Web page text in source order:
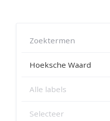
Alle labels
Selecteer